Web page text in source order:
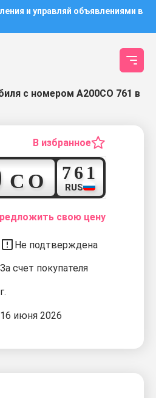
и управляй объявлениями в
с номером А200СО 761 в
В избранное
СО7
61
RUS
свою цену
Не подтверждена
За счет покупателя
г.
16 июня 2026